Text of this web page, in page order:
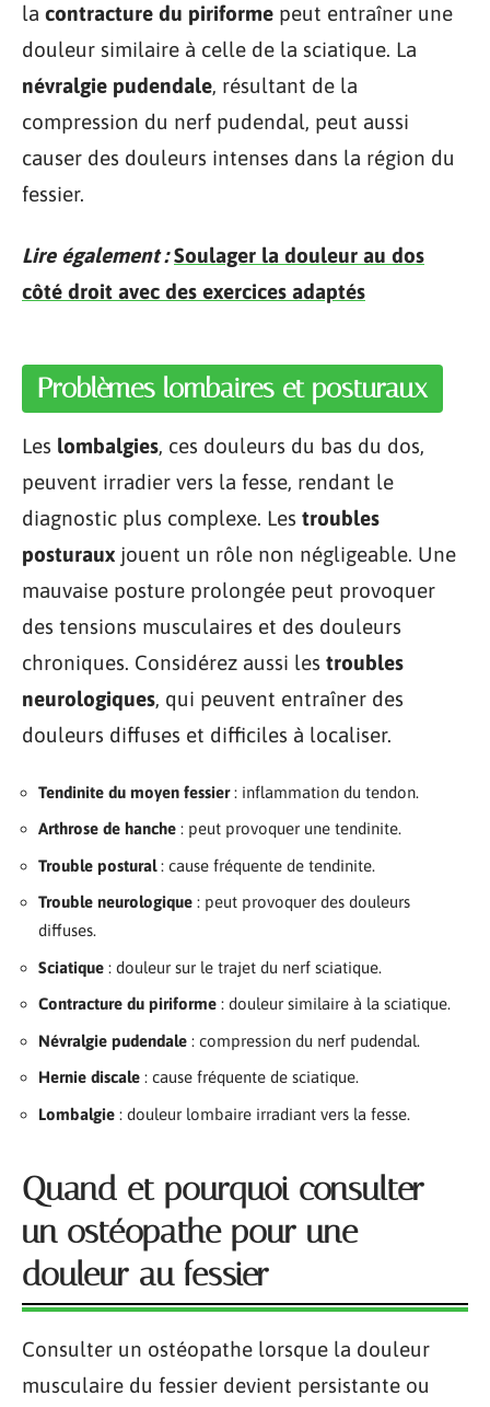
la contracture du piriforme peut entraîner une
douleur similaire à celle de la sciatique. La
névralgie pudendale, résultant de la
compression du nerf pudendal, peut aussi
causer des douleurs intenses dans la région du
fessier.
Lire également : Soulager la douleur au dos
côté droit avec des exercices adaptés
Problèmes lombaires et posturaux
Les lombalgies, ces douleurs du bas du dos,
peuvent irradier vers la fesse, rendant le
diagnostic plus complexe. Les troubles
posturaux jouent un rôle non négligeable. Une
mauvaise posture prolongée peut provoquer
des tensions musculaires et des douleurs
chroniques. Considérez aussi les troubles
neurologiques, qui peuvent entraîner des
douleurs diffuses et difficiles à localiser.
Tendinite du moyen fessier: inflammation du tendon.
Arthrose de hanche : peut provoquer une tendinite.
Trouble postural: cause fréquente de tendinite.
Trouble neurologique : peut provoquer des douleurs
diffuses.
Sciatique : douleur sur le trajet du nerf sciatique.
Contracture du piriforme : douleur similaire à la sciatique.
Névralgie pudendale : compression du nerf pudendal.
Hernie discale : cause fréquente de sciatique.
Lombalgie : douleur lombaire irradiant vers la fesse.
Quand et pourquoi consulter
un ostéopathe pour une
douleur au fessier
Consulter un ostéopathe lorsque la douleur
musculaire du fessier devient persistante ou